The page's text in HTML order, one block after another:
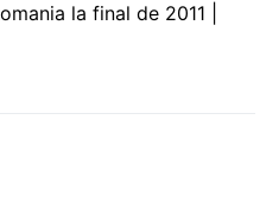
la final de 2011 |